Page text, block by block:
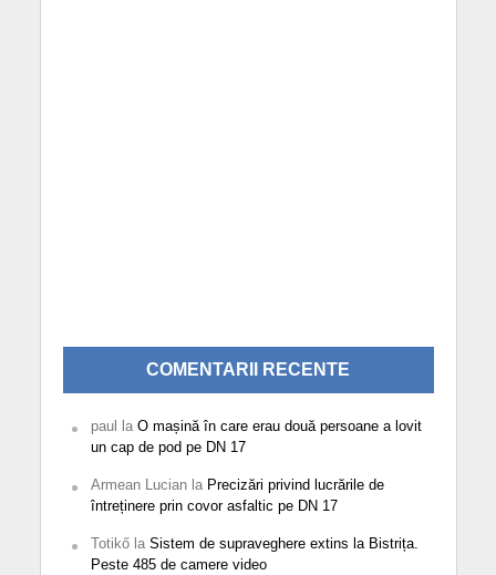
COMENTARII RECENTE
paul la O mașină în care erau două persoane a lovit
un cap de pod pe DN 17
Armean Lucianla Precizări privind lucrările de
întreținere prin covor asfaltic pe DN 17
Totikőla Sistem de supraveghere extins la Bistrița.
Peste 485 de camere video